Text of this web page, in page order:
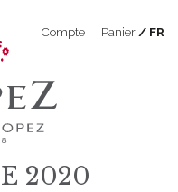
Compte Panier FR
2020